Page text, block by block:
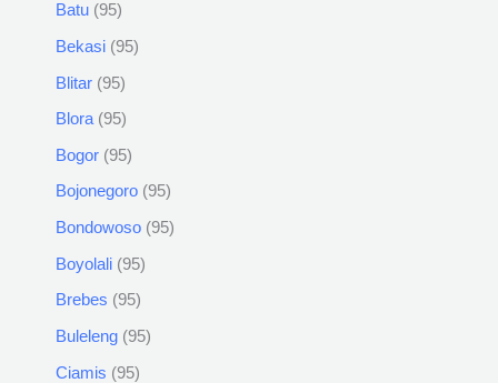
Batu 95
Bekasi 95
Blitar 95
Blora 95
Bogor 95
Bojonegoro 95
Bondowoso 95
Boyolali 95
Brebes 95
Buleleng 95
Ciamis 95